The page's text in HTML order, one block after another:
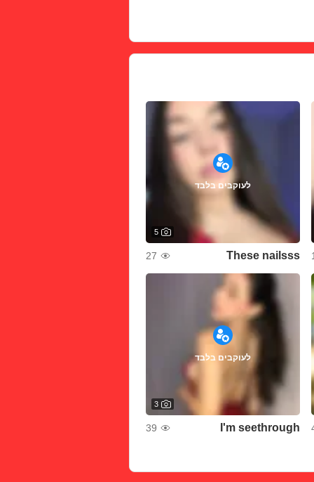
לעוקבים בלבד
5
These nailsss
27
לעוקבים בלבד
3
I'm seethrough
39